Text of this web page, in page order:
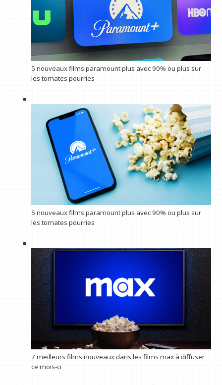
5 nouveaux films paramount plus avec 90% ou plus sur
les tomates pourries
5 nouveaux films paramount plus avec 90% ou plus sur
les tomates pourries
7 meilleurs films nouveaux dans les films max à diffuser
ce mois-ci